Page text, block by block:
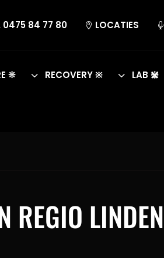
0475 84 77 80  LOCATIES 
❊ 3 RECOVERY ※ 3 LAB 𖤗
REGIO LINDEN